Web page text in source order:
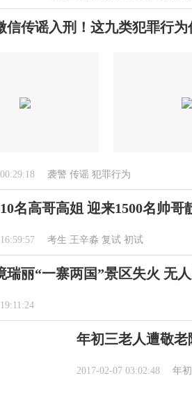
信传谣入刑！这九类犯罪行为
袭警 传谣 犯罪行为
名高哥高姐 迎来1500名帅哥
考生 王辛淼 复试 初试
瑞丽“一寨两国”景区失火 无
年初三老人遭敬
2017-02-07 03:02:48 年